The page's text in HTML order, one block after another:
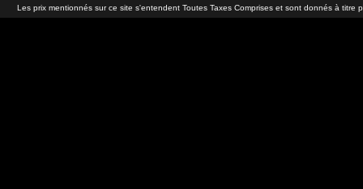
Les prix mentionnés sur ce site s'entendent Toutes Taxes Comprises et sont donnés à